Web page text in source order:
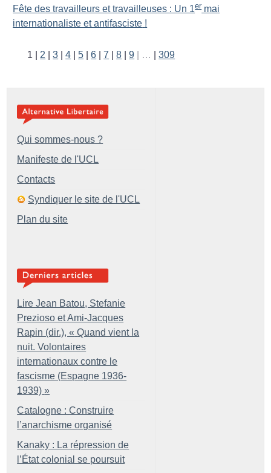
Fête des travailleurs et travailleuses : Un 1ermai
internationaliste et antifasciste !
1 2 3 4 5 6 7 8 9 … 309
Qui sommes-nous ?
Manifeste de l'UCL
Contacts
Syndiquer le site de l'UCL
Plan du site
Lire Jean Batou, Stefanie
Prezioso et Ami-Jacques
Rapin (dir.), « Quand vient la
nuit. Volontaires
internationaux contre le
fascisme (Espagne 1936-
1939) »
Catalogne : Construire
l’anarchisme organisé
Kanaky : La répression de
l’État colonial se poursuit